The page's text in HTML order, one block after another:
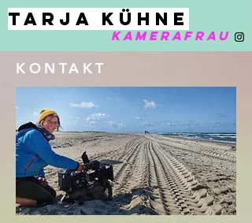
KAMERAFRAU
TARJA KÜHNE
KONTAKT